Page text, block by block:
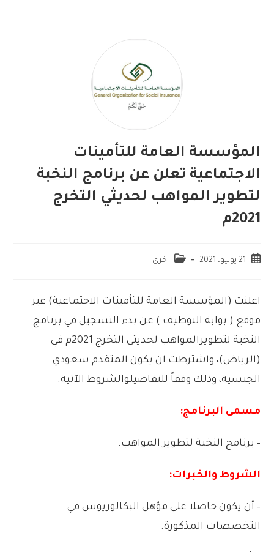
المؤسسة العامة للتأمينات
الاجتماعية تعلن عن برنامج النخبة
لتطوير المواهب لحديثي التخرج
2021م
21 يونيو، 2021 اخرى
اعلنت ( المؤسسة العامة للتأمينات الاجتماعية) عبر
موقع ( بوابة التوظيف ) عن بدء التسجيل في برنامج
النخبة لتطوير المواهب لحديثي التخرج م في
( الرياض)، واشترطت ان يكون المتقدم سعودي
الجنسية، وذلك وفقاً للتفاصيلوالشروط الآتية.
مسمى البرنامج:
– برنامج النخبة لتطوير المواهب.
الشروط والخبرات:
– أن يكون حاصلا على مؤهل البكالوريوس في
التخصصات المذكورة.